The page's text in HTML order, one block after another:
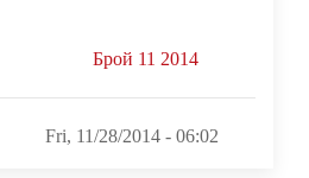
Брой 11 2014
Fri, 11/28/2014 - 06:02